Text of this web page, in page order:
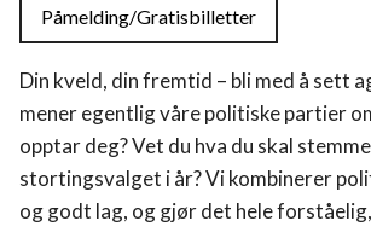
Påmelding/Gratisbilletter
Din kveld, din fremtid – bli med å sett
mener egentlig våre politiske partier
opptar deg? Vet du hva du skal
stortingsvalget i år? Vi kombinerer
og godt lag, og gjør det hele